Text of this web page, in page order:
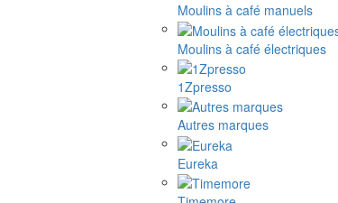
Moulins à café manuels
Moulins à café électriques
1Zpresso
Autres marques
Eureka